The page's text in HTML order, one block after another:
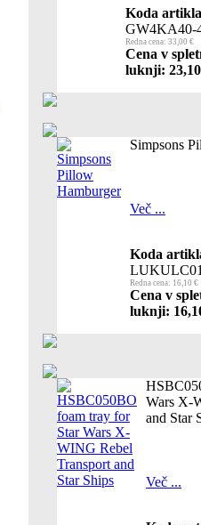
Koda
GW4KA40-
Redna cena: 33,00 €
Cena v
luknji:
Simpsons
Več ...
Koda
Redna cena: 16,10 €
Cena v
luknji:
Wars X-
and Star
Več ...